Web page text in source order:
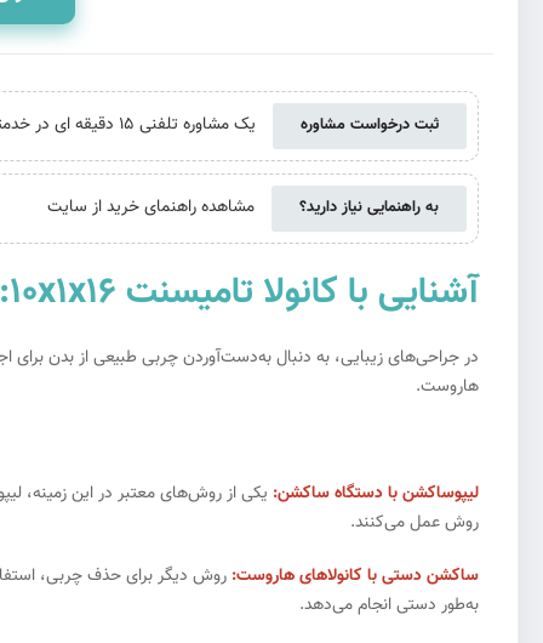
ثبت درخواست مشاوره یک مشاوره تلفنی 15 دقیقه ای در خدمتتان هستیم. حتی اگر از ما خرید نکنید
به راهنمایی نیاز دارید؟ مشاهده راهنمای خرید از سایت
آشنایی با کانولا تامیسنت 10x1x16:
در جراحی‌های زیبایی، به دنبال به‌دست‌آوردن چربی طبیعی از بدن
هاروست.
لیپوساکشن با دستگاه ساکشن: یکی از روش‌های معتبر در این زمینه،
روش عمل می‌کنند.
ساکشن دستی با کانولاهای هاروست: روش دیگر برای حذف چربی،
به‌طور دستی انجام می‌دهد.